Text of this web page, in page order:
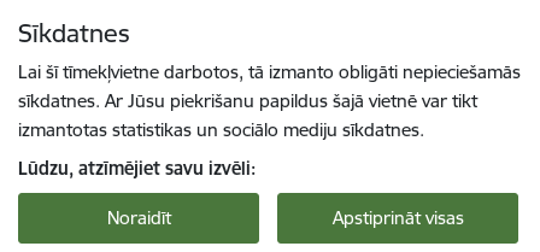
Sīkdatnes
Lai šī tīmekļvietne darbotos, tā izmanto obligāti nepieciešamās
sīkdatnes. Ar Jūsu piekrišanu papildus šajā vietnē var tikt
izmantotas statistikas un sociālo mediju sīkdatnes.
Lūdzu, atzīmējiet savu izvēli:
Noraidīt Apstiprināt visas